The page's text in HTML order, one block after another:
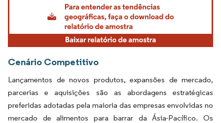
Cenário Competitivo
Lançamentos de novos produtos, expansões de mercado,
parcerias e aquisições são as abordagens estratégicas
preferidas adotadas pela maioria das empresas envolvidas no
mercado de alimentos para barrar da Ásia-Pacífico. Os